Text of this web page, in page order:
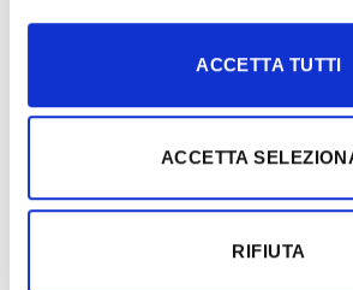
ACCETTA TUTTI
ACCETTA
RIFIUTA
RECENT POSTS